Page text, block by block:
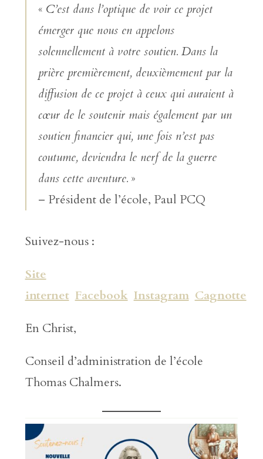
« C’est dans l’optique de voir ce projet
émerger que nous en appelons
solennellement à votre soutien. Dans la
prière premièrement, deuxièmement par la
diffusion de ce projet à ceux qui auraient à
cœur de le soutenir mais également par un
soutien financier qui, une fois n’est pas
coutume, deviendra le nerf de la guerre
dans cette aventure.»
– Président de l’école, Paul PCQ
Suivez-nous :
Site
internet Facebook Instagram Cagnotte
En Christ,
Conseil d’administration de l’école
Thomas Chalmers.